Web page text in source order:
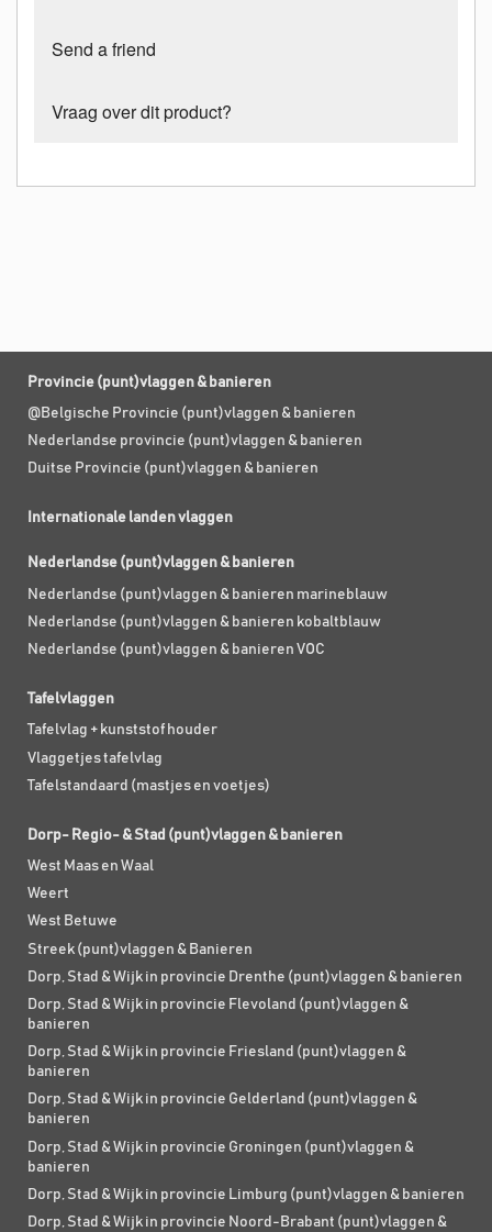
Send a friend
Vraag over dit product?
Provincie (punt)vlaggen & banieren
@Belgische Provincie (punt)vlaggen & banieren
Nederlandse provincie (punt)vlaggen & banieren
Duitse Provincie (punt)vlaggen & banieren
Internationale landen vlaggen
Nederlandse (punt)vlaggen & banieren
Nederlandse (punt)vlaggen & banieren marineblauw
Nederlandse (punt)vlaggen & banieren kobaltblauw
Nederlandse (punt)vlaggen & banieren VOC
Tafelvlaggen
Tafelvlag + kunststof houder
Vlaggetjes tafelvlag
Tafelstandaard (mastjes en voetjes)
Dorp- Regio- & Stad (punt)vlaggen & banieren
West Maas en Waal
Weert
West Betuwe
Streek (punt)vlaggen & Banieren
Dorp, Stad & Wijk in provincie Drenthe (punt)vlaggen & banieren
Dorp, Stad & Wijk in provincie Flevoland (punt)vlaggen &
banieren
Dorp, Stad & Wijk in provincie Friesland (punt)vlaggen &
banieren
Dorp, Stad & Wijk in provincie Gelderland (punt)vlaggen &
banieren
Dorp, Stad & Wijk in provincie Groningen (punt)vlaggen &
banieren
Dorp, Stad & Wijk in provincie Limburg (punt)vlaggen & banieren
Dorp, Stad & Wijk in provincie Noord-Brabant (punt)vlaggen &